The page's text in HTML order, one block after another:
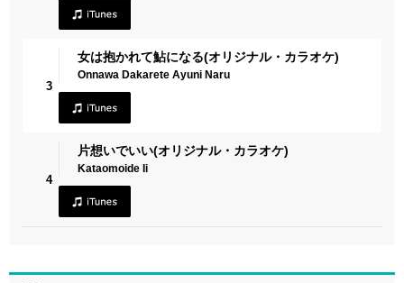
3
女は抱かれて鮎になる(オリジナル・カラオケ)
Onnawa Dakarete Ayuni Naru
4
片想いでいい(オリジナル・カラオケ)
Kataomoide Ii